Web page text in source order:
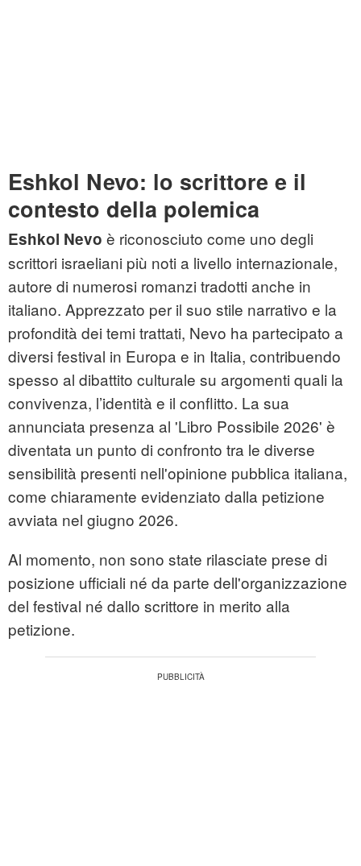
Eshkol Nevo: lo scrittore e il
contesto della polemica
Eshkol Nevo è riconosciuto come uno degli
scrittori israeliani più noti a livello internazionale,
autore di numerosi romanzi tradotti anche in
italiano. Apprezzato per il suo stile narrativo e la
profondità dei temi trattati, Nevo ha partecipato a
diversi festival in Europa e in Italia, contribuendo
spesso al dibattito culturale su argomenti quali la
convivenza, l’identità e il conflitto. La sua
annunciata presenza al 'Libro Possibile 2026' è
diventata un punto di confronto tra le diverse
sensibilità presenti nell'opinione pubblica italiana,
come chiaramente evidenziato dalla petizione
avviata nel giugno 2026.
Al momento, non sono state rilasciate prese di
posizione ufficiali né da parte dell'organizzazione
del festival né dallo scrittore in merito alla
petizione.